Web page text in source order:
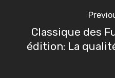
Classique des
édition: La